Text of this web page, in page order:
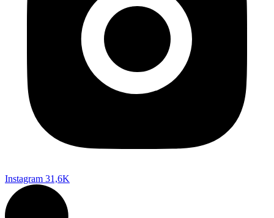
Instagram 31,6K